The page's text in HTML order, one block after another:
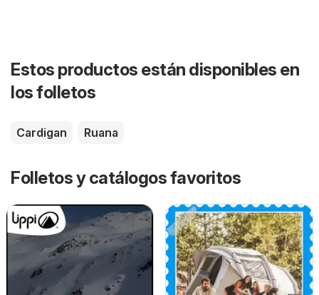
Estos productos están disponibles en
los folletos
Cardigan Ruana
Folletos y catálogos favoritos